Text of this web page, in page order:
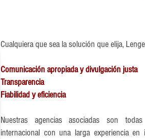
​Cualquiera que sea la solución que elija,
Comunicación apropiada y divulgación justa
Transparencia
Fiabilidad y eficiencia
Nuestras agencias asociadas son
internacional con una larga experiencia en